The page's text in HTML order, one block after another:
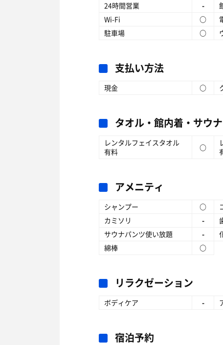
24時間営業 -
Wi-Fi
○
駐車場
○
支払い方法
現金 ○
タオル・館内着・サウ
レンタルフェイスタオル
有料
○
アメニティ
シャンプー ○
カミソリ
-
サウナパンツ使い放題
-
綿棒
○
リラクゼーション
ボディケア -
宿泊予約